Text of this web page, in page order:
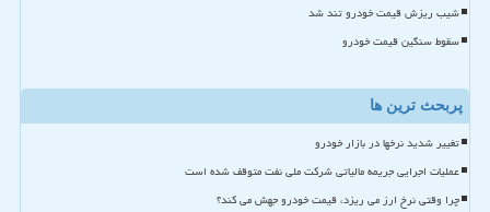
شیب ریزش قیمت خودرو تند شد
سقوط سنگین قیمت خودرو
پربحث ترین ها
تغییر شدید نرخها در بازار خودرو
عملیات اجرایی جریمه مالیاتی شرکت ملی نفت متوقف شده است
چرا وقتی نرخ ارز می ریزد، قیمت خودرو جهش می کند؟